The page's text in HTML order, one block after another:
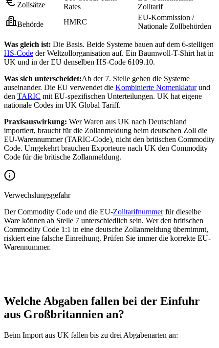
Zollsätze
Rates
Zolltarif
Behörde HMRC
EU-Kommission /
Nationale Zollbehörden
Was gleich ist: Die Basis. Beide Systeme bauen auf dem 6-stelligen
HS-Code der Weltzollorganisation auf. Ein Baumwoll-T-Shirt hat in
UK und in der EU denselben HS-Code 6109.10.
Was sich unterscheidet:Ab der 7. Stelle gehen die Systeme
auseinander. Die EU verwendet die Kombinierte Nomenklaturund
den TARIC mit EU-spezifischen Unterteilungen. UK hat eigene
nationale Codes im UK Global Tariff.
Praxisauswirkung: Wer Waren aus UK nach Deutschland
importiert, braucht für die Zollanmeldung beim deutschen Zoll die
EU-Warennummer (TARIC-Code), nicht den britischen Commodity
Code. Umgekehrt brauchen Exporteure nach UK den Commodity
Code für die britische Zollanmeldung.
Verwechslungsgefahr
Der Commodity Code und die EU-Zolltarifnummerfür dieselbe
Ware können ab Stelle 7 unterschiedlich sein. Wer den britischen
Commodity Code 1:1 in eine deutsche Zollanmeldung übernimmt,
riskiert eine falsche Einreihung. Prüfen Sie immer die korrekte EU-
Warennummer.
Welche Abgaben fallen bei der Einfuhr
aus Großbritannien an?
Beim Import aus UK fallen bis zu drei Abgabenarten an: